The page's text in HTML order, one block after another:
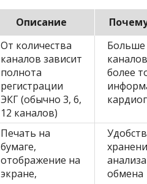
Описание
От количества
каналов зависит
полнота
регистрации
ЭКГ (обычно 3, 6,
12 каналов)
Больше
более
Печать на
бумаге,
отображение на
экране,
обмена